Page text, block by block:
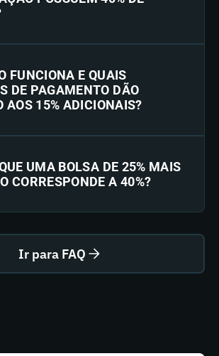
FUNCIONA E QUAIS
DE PAGAMENTO DÃO
AOS 15% ADICIONAIS?
UMA BOLSA DE 25% MAIS
CORRESPONDE A 40%?
Ir para FAQ